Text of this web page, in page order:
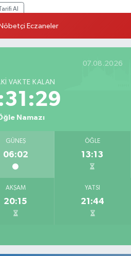
Al
No:51 A Ulubey Uşak
No:2 Karahallı Uşak
Al
No:5 Merkez Uşak
İsmail Çetin Sokak No:45 Merkez
Eczaneler
07.08.2026
VAKTE KALAN
Namazı
GÜNEŞ
06:02
ÖĞLE
13:13
AKŞAM
20:15
YATSI
21:44